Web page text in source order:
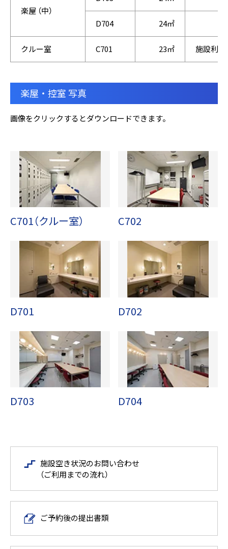
楽屋 （中）
D704 24㎡
クルー室 C701 23㎡ 施設利
楽屋・控室 写真
画像をクリックするとダウンロードできます。
C701（クルー室） C702
D701 D702
D703 D704
施設空き状況のお問い合わせ
（ご利用までの流れ）
ご予約後の提出書類